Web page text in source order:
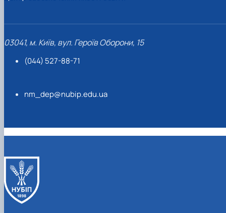
03041, м. Київ, вул. Героїв Оборони, 15
(044) 527-88-71
nm_dep@nubip.edu.ua